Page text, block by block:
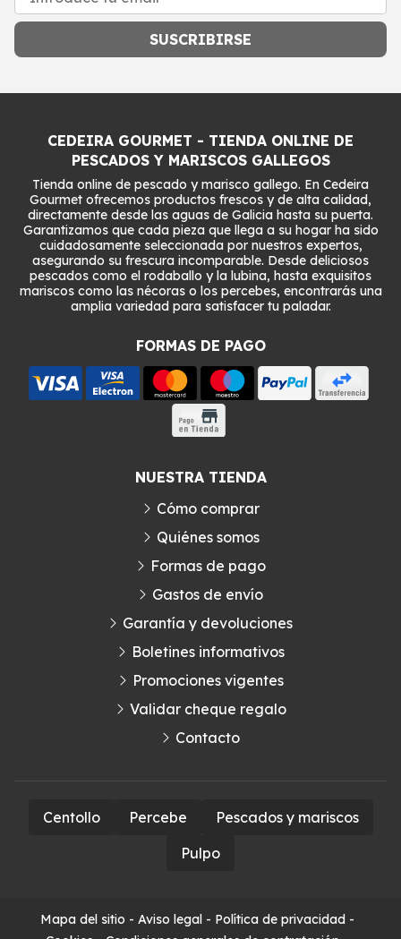
SUSCRIBIRSE
CEDEIRA GOURMET - TIENDA ONLINE DE
PESCADOS Y MARISCOS GALLEGOS
Tienda online de pescado y marisco gallego. En Cedeira
Gourmet ofrecemos productos frescos y de alta calidad,
directamente desde las aguas de Galicia hasta su puerta.
Garantizamos que cada pieza que llega a su hogar ha sido
cuidadosamente seleccionada por nuestros expertos,
asegurando su frescura incomparable. Desde deliciosos
pescados como el rodaballo y la lubina, hasta exquisitos
mariscos como las nécoras o los percebes, encontrarás una
amplia variedad para satisfacer tu paladar.
FORMAS DE PAGO
NUESTRA TIENDA
Cómo comprar
Quiénes somos
Formas de pago
Gastos de envío
Garantía y devoluciones
Boletines informativos
Promociones vigentes
Validar cheque regalo
Contacto
Centollo Percebe
Pescados y mariscos
Pulpo
Mapa del sitio - Aviso legal - Política de privacidad -